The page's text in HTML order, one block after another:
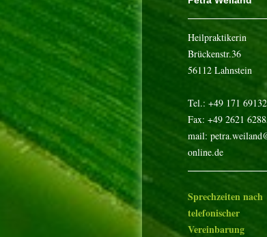
Heilpraktikerin
Brückenstr.36
56112 Lahnstein
Tel.: +49 171
Fax: +49 2621
mail:
online.de
Sprechzeiten nach
telefonischer
Vereinbarung